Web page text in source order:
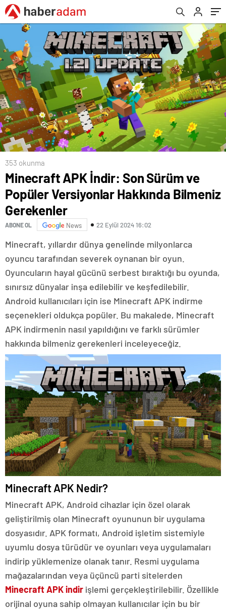
353 okunma
Minecraft APK İndir: Son Sürüm ve
Popüler Versiyonlar Hakkında Bilmeniz
Gerekenler
ABONE OL News 22 Eylül 2024 16:02
Minecraft, yıllardır dünya genelinde milyonlarca
oyuncu tarafından severek oynanan bir oyun.
Oyuncuların hayal gücünü serbest bıraktığı bu oyunda,
sınırsız dünyalar inşa edilebilir ve keşfedilebilir.
Android kullanıcıları için ise Minecraft APK indirme
seçenekleri oldukça popüler. Bu makalede, Minecraft
APK indirmenin nasıl yapıldığını ve farklı sürümler
hakkında bilmeniz gerekenleri inceleyeceğiz.
Minecraft APK Nedir?
Minecraft APK, Android cihazlar için özel olarak
geliştirilmiş olan Minecraft oyununun bir uygulama
dosyasıdır. APK formatı, Android işletim sistemiyle
uyumlu dosya türüdür ve oyunları veya uygulamaları
indirip yüklemenize olanak tanır. Resmi uygulama
mağazalarından veya üçüncü parti sitelerden
Minecraft APK indir işlemi gerçekleştirilebilir. Özellikle
orijinal oyuna sahip olmayan kullanıcılar için bu bir